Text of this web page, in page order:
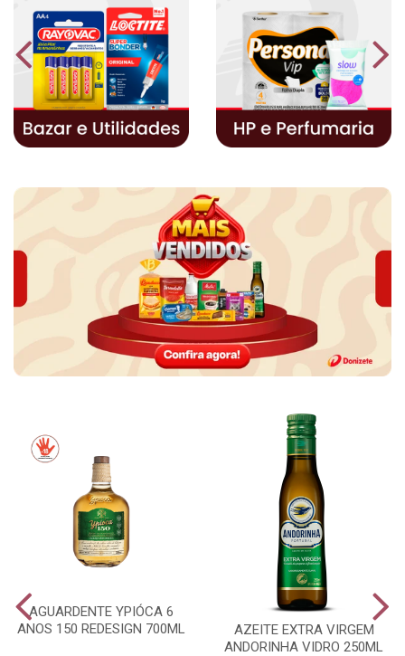
AGUARDENTE YPIÓCA 6
ANOS 150 REDESIGN 700ML
AZEITE EXTRA VIRGEM
ANDORINHA VIDRO 250ML